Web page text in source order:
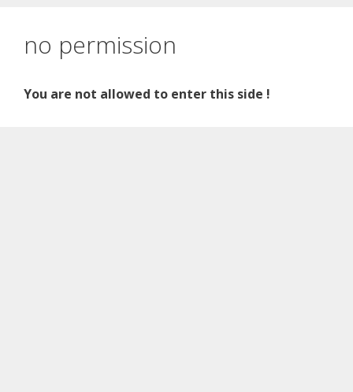
springenno permission
You are not allowed to enter this side !